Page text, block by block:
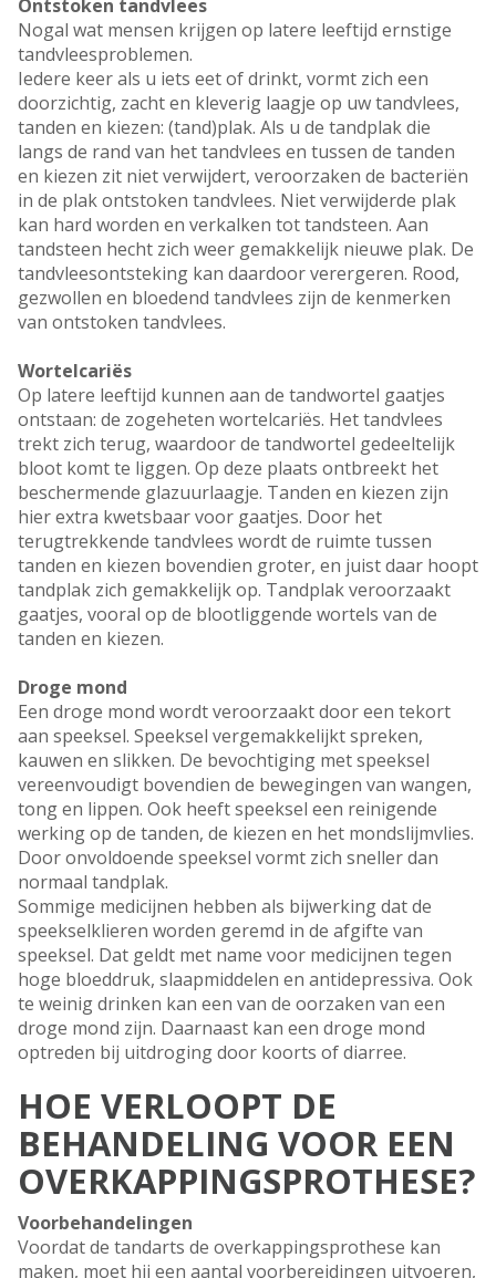
Ontstoken tandvlees
Nogal wat mensen krijgen op latere leeftijd ernstige
tandvleesproblemen.
Iedere keer als u iets eet of drinkt, vormt zich een
doorzichtig, zacht en kleverig laagje op uw tandvlees,
tanden en kiezen: (tand)plak. Als u de tandplak die
langs de rand van het tandvlees en tussen de tanden
en kiezen zit niet verwijdert, veroorzaken de bacteriën
in de plak ontstoken tandvlees. Niet verwijderde plak
kan hard worden en verkalken tot tandsteen. Aan
tandsteen hecht zich weer gemakkelijk nieuwe plak. De
tandvleesontsteking kan daardoor verergeren. Rood,
gezwollen en bloedend tandvlees zijn de kenmerken
van ontstoken tandvlees.
Wortelcariës
Op latere leeftijd kunnen aan de tandwortel gaatjes
ontstaan: de zogeheten wortelcariës. Het tandvlees
trekt zich terug, waardoor de tandwortel gedeeltelijk
bloot komt te liggen. Op deze plaats ontbreekt het
beschermende glazuurlaagje. Tanden en kiezen zijn
hier extra kwetsbaar voor gaatjes. Door het
terugtrekkende tandvlees wordt de ruimte tussen
tanden en kiezen bovendien groter, en juist daar hoopt
tandplak zich gemakkelijk op. Tandplak veroorzaakt
gaatjes, vooral op de blootliggende wortels van de
tanden en kiezen.
Droge mond
Een droge mond wordt veroorzaakt door een tekort
aan speeksel. Speeksel vergemakkelijkt spreken,
kauwen en slikken. De bevochtiging met speeksel
vereenvoudigt bovendien de bewegingen van wangen,
tong en lippen. Ook heeft speeksel een reinigende
werking op de tanden, de kiezen en het mondslijmvlies.
Door onvoldoende speeksel vormt zich sneller dan
normaal tandplak.
Sommige medicijnen hebben als bijwerking dat de
speekselklieren worden geremd in de afgifte van
speeksel. Dat geldt met name voor medicijnen tegen
hoge bloeddruk, slaapmiddelen en antidepressiva. Ook
te weinig drinken kan een van de oorzaken van een
droge mond zijn. Daarnaast kan een droge mond
optreden bij uitdroging door koorts of diarree.
HOE VERLOOPT DE
BEHANDELING VOOR EEN
OVERKAPPINGSPROTHESE?
Voorbehandelingen
Voordat de tandarts de overkappingsprothese kan
maken, moet hij een aantal voorbereidingen uitvoeren,